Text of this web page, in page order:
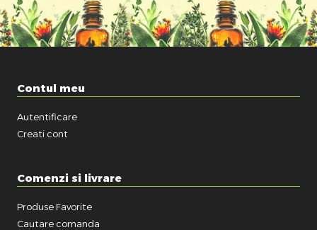
Contul meu
Autentificare
Creati cont
Comenzi si livrare
Produse Favorite
Cautare comanda